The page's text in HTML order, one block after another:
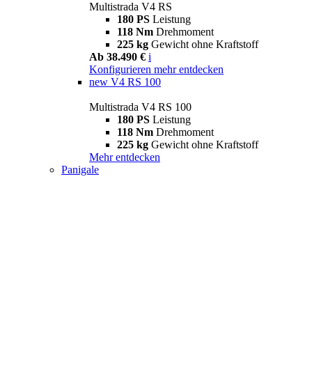
Multistrada V4 RS
180 PS Leistung
118 Nm Drehmoment
225 kg Gewicht ohne Kraftstoff
Ab 38.490 € i
Konfigurieren mehr entdecken
new V4 RS 100
Multistrada V4 RS 100
180 PS Leistung
118 Nm Drehmoment
225 kg Gewicht ohne Kraftstoff
Mehr entdecken
Panigale